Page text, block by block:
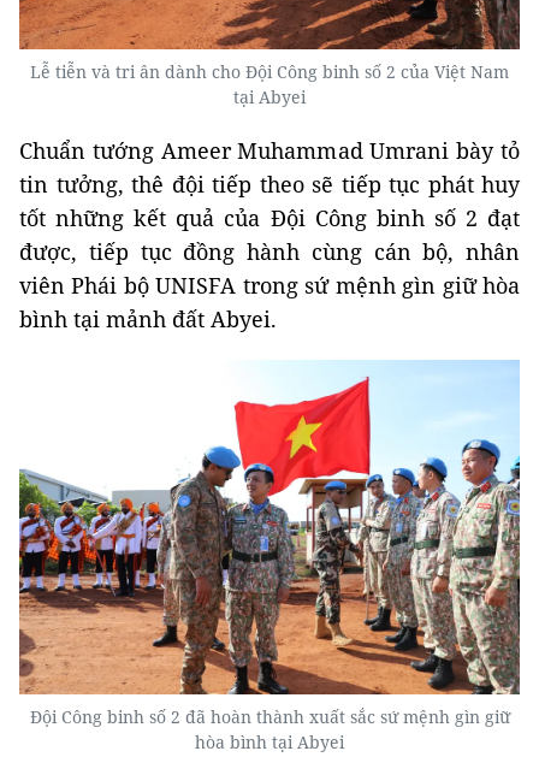
Lễ tiễn và tri ân dành cho Đội Công binh số 2 của Việt Nam
tại Abyei
Chuẩn tướng Ameer Muhammad Umrani bày tỏ
tin tưởng, thê đội tiếp theo sẽ tiếp tục phát huy
tốt những kết quả của Đội Công binh số 2 đạt
được, tiếp tục đồng hành cùng cán bộ, nhân
viên Phái bộ UNISFA trong sứ mệnh gìn giữ hòa
bình tại mảnh đất Abyei.
Đội Công binh số 2 đã hoàn thành xuất sắc sứ mệnh gìn giữ
hòa bình tại Abyei